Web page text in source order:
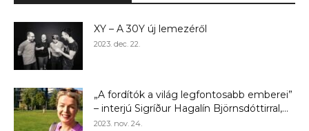
XY – A 30Y új lemezéről
2023. dec. 22.
„A fordítók a világ legfontosabb emberei”
– interjú Sigríður Hagalín Björnsdóttirral,...
2023. nov. 24.